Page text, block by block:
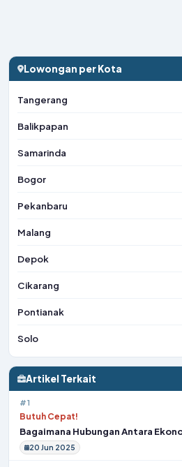
Lowongan per Kota
Tangerang
Balikpapan
Samarinda
Bogor
Pekanbaru
Malang
Depok
Cikarang
Pontianak
Solo
Artikel Terkait
#1
Butuh Cepat!
Bagaimana Hubungan Antara
20 Jun 2025